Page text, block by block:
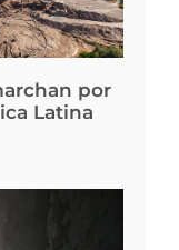
por
Latina